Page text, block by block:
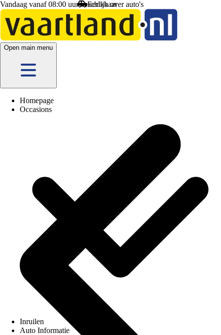
Vandaag vanaf 08:00 uur beschikbaar
Open main menu
Homepage
Occasions
Inruilen
Auto Informatie